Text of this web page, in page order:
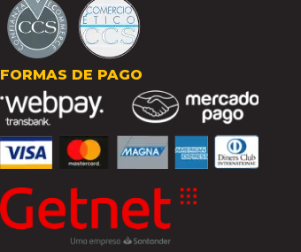
FORMAS DE PAGO